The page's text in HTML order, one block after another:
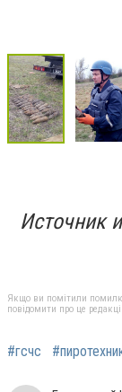
Источник
Якщо ви помітили
повідомити про це
#гсчс